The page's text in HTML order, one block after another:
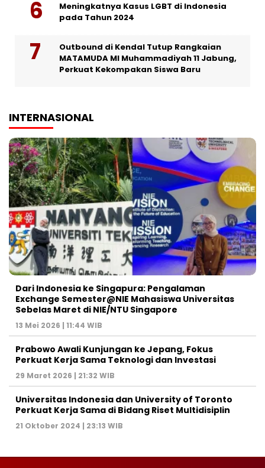
Meningkatnya Kasus LGBT di Indonesia
pada Tahun 2024
Outbound di Kendal Tutup Rangkaian
MATAMUDA MI Muhammadiyah 11 Jabung,
Perkuat Kekompakan Siswa Baru
INTERNASIONAL
Dari Indonesia ke Singapura: Pengalaman
Exchange Semester@NIE Mahasiswa Universitas
Sebelas Maret di NIE/NTU Singapore
13 Mei 2026 | 11:44 WIB
Prabowo Awali Kunjungan ke Jepang, Fokus
Perkuat Kerja Sama Teknologi dan Investasi
29 Maret 2026 | 21:32 WIB
Universitas Indonesia dan University of Toronto
Perkuat Kerja Sama di Bidang Riset Multidisiplin
21 Oktober 2024 | 23:13 WIB